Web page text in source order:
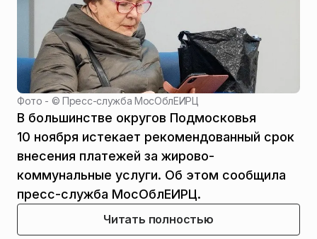
Фото - ©Пресс-служба МосОблЕИРЦ
В большинстве округов Подмосковья
10 ноября истекает рекомендованный срок
внесения платежей за жирово-
коммунальные услуги. Об этом сообщила
пресс-служба МосОблЕИРЦ.
Читать полностью